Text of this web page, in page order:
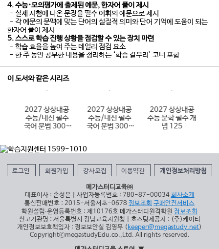
4. 수능･모의평가에 출제된 예문, 한자어 풀이 제시
- 실제 시험에 나온 문장을 필수 어휘의 예문으로 제시
- 각 예문의 문맥에 맞는 단어의 실질적 의미와 단어 기억에 도움이 되는
한자어 풀이 제시
5. 스스로 학습 진행 상황을 점검할 수 있는 장치 마련
- 학습 효율을 높여 주는 데일리 점검 요소
- 한 주 동안 공부한 내용을 정리하는 ‘학습 갈무리’ 코너 포함
이 도서와 같은 시리즈
2027 상상내공
수능/내신 필수
국어 문법 3000
2027 상상내공
수능/내신 필수
국어 문법 3000
2027 상상내공
수능 문학 필수 개
념 125
로그인 회원가입 강사모집 이용약관 개인정보처리방침
메가스터디교육㈜
대표이사 : 손성은 | 사업자등록번호 : 780-87-00034 회사소개
통신판매번호 : 2015-서울서초-0678 정보조회 구매안전서비스
학원설립∙운영등록번호 : 제10176호 메가스터디원격학원 정보조회
신고기관명 : 서울특별시 강남교육지원청 | 호스팅제공자 : (주)케이티
개인정보보호책임자 : 정보보안실 김영무 (keeper@megastudy.net)
CopyrightⓒmegastudyEdu.co.,Ltd. All rights reserved.